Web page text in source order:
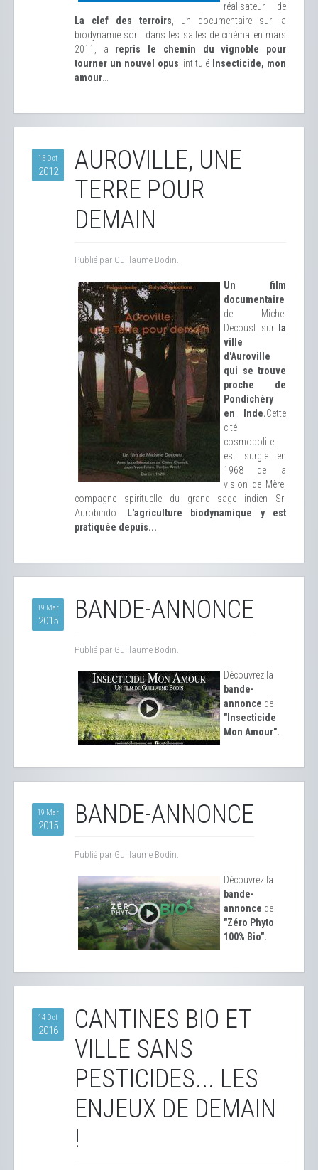
réalisateur de
La clef des terroirs , un documentaire sur la
biodynamie sorti dans les salles de cinéma en mars
2011, a repris le chemin du vignoble pour
tourner un nouvel opus , intitulé Insecticide, mon
amour
15 Oct
2012
AUROVILLE, UNE
TERRE POUR
DEMAIN
Publié par Guillaume Bodin.
Un film
documentaire
de Michel
Decoust sur
la
ville
d'Auroville
qui se trouve
proche de
Pondichéry
en Inde.Cette
cité
cosmopolite
est surgie en
1968 de la
vision de Mère,
compagne spirituelle du grand sage indien Sri
Aurobindo.
L'agriculture biodynamique y est
pratiquée depuis...
19 Mar
2015 BANDE-ANNONCE
Publié par Guillaume Bodin.
Découvrez la
bande-
annonce de
"Insecticide
Mon Amour".
19 Mar
2015 BANDE-ANNONCE
Publié par Guillaume Bodin.
Découvrez la
bande-
annonce de
"Zéro Phyto
100% Bio".
14 Oct
2016
CANTINES BIO ET
VILLE SANS
PESTICIDES... LES
ENJEUX DE DEMAIN
!